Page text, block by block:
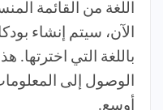
اللغة من القائمة
الآن، سيتم إنشاء
باللغة التي اخترتها.
الوصول إلى
أوسع.